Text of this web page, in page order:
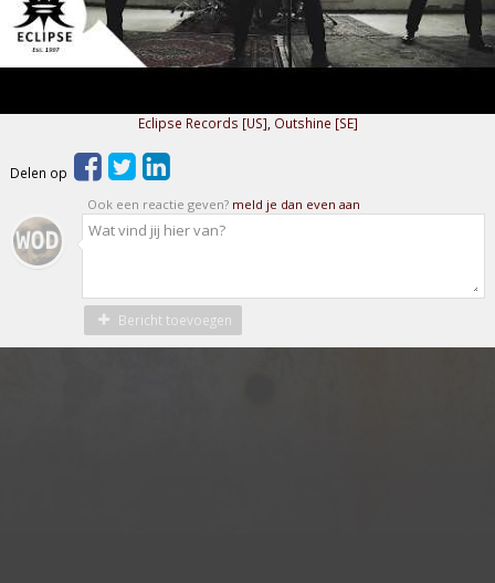
Eclipse Records [US] Outshine [SE]
Delen op
Ook een reactie geven? meld je dan even aan
Bericht toevoegen